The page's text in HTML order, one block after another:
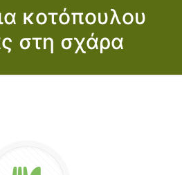
κοτόπουλου
στη σχάρα